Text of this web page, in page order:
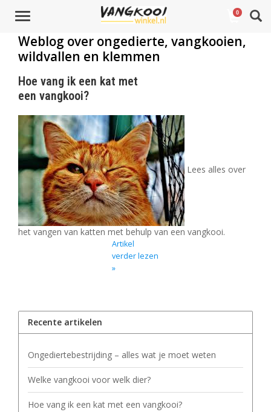
Toggle
0
Weblog over ongedierte, vangkooien,
wildvallen en klemmen
Hoe vang ik een kat met
een vangkooi?
Lees alles over
het vangen van katten met behulp van een vangkooi.
Artikel
verder lezen
»
Recente artikelen
Ongediertebestrijding – alles wat je moet weten
Welke vangkooi voor welk dier?
Hoe vang ik een kat met een vangkooi?